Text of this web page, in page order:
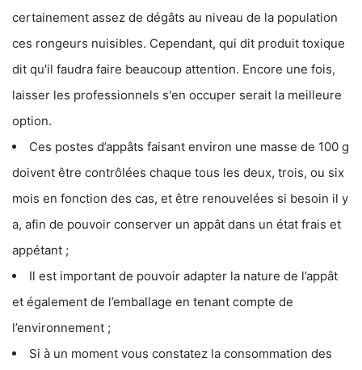
certainement assez de dégâts au niveau de la population
ces rongeurs nuisibles. Cependant, qui dit produit toxique
dit qu'il faudra faire beaucoup attention. Encore une fois,
laisser les professionnels s'en occuper serait la meilleure
option.
Ces postes d’appâts faisant environ une masse de 100 g
doivent être contrôlées chaque tous les deux, trois, ou six
mois en fonction des cas, et être renouvelées si besoin il y
a, afin de pouvoir conserver un appât dans un état frais et
appétant ;
Il est important de pouvoir adapter la nature de l’appât
et également de l’emballage en tenant compte de
l’environnement ;
Si à un moment vous constatez la consommation des